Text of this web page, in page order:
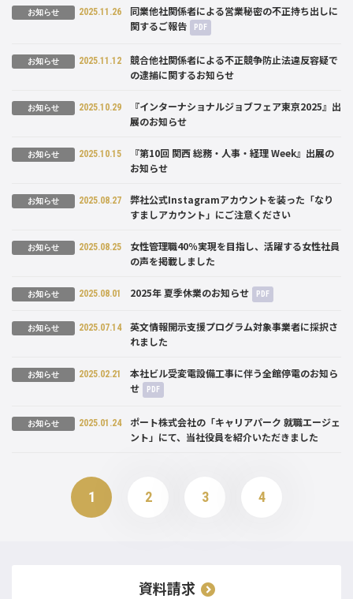
お知らせ 2025.11.26
同業他社関係者による営業秘密の不正持ち出しに
関するご報告
PDF
お知らせ 2025.11.12
競合他社関係者による不正競争防止法違反容疑で
の逮捕に関するお知らせ
お知らせ 2025.10.29
『インターナショナルジョブフェア東京2025』出
展のお知らせ
お知らせ 2025.10.15
『第10回 関西 総務・人事・経理 Week』出展の
お知らせ
お知らせ 2025.08.27
弊社公式Instagramアカウントを装った「なり
すましアカウント」にご注意ください
お知らせ 2025.08.25
女性管理職40％実現を目指し、活躍する女性社員
の声を掲載しました
お知らせ 2025.08.01 2025年 夏季休業のお知らせ PDF
お知らせ 2025.07.14
英文情報開示支援プログラム対象事業者に採択さ
れました
お知らせ 2025.02.21
本社ビル受変電設備工事に伴う全館停電のお知ら
せ
PDF
お知らせ 2025.01.24
ポート株式会社の「キャリアパーク 就職エージェ
ント」にて、当社役員を紹介いただきました
1 2 3 4
資料請求